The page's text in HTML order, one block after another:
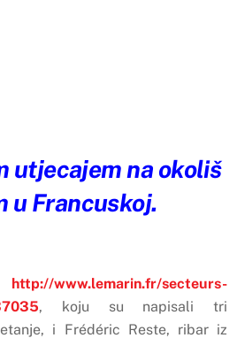
utjecajem na okoliš
u Francuskoj.
http://www.lemarin.fr/secteurs-
, koju su napisali tri
i Frédéric Reste, ribar iz